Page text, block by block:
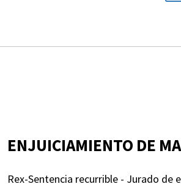
ENJUICIAMIENTO DE
Rex-Sentencia recurrible - Jurado